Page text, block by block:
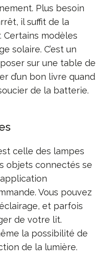
Plus besoin
il suffit de la
Certains modèles
solaire. C’est un
sur une table de
d’un bon livre quand
de la batterie.
celle des lampes
objets connectés se
Vous pouvez
et parfois
de votre lit.
la possibilité de
de la lumière.